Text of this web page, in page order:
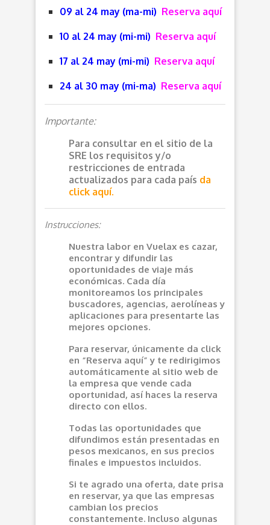
09 al 24 may (ma-mi) Reserva aquí
10 al 24 may (mi-mi) Reserva aquí
17 al 24 may (mi-mi) Reserva aquí
24 al 30 may (mi-ma) Reserva aquí
Importante:
Para consultar en el sitio de la
SRE los requisitos y/o
restricciones de entrada
actualizados para cada país da
click aquí.
Instrucciones:
Nuestra labor en Vuelax es cazar,
encontrar y difundir las
oportunidades de viaje más
económicas. Cada día
monitoreamos los principales
buscadores, agencias, aerolíneas y
aplicaciones para presentarte las
mejores opciones.
Para reservar, únicamente da click
en “Reserva aquí” y te redirigimos
automáticamente al sitio web de
la empresa que vende cada
oportunidad, así haces la reserva
directo con ellos.
Todas las oportunidades que
difundimos están presentadas en
pesos mexicanos, en sus precios
finales e impuestos incluidos.
Si te agrado una oferta, date prisa
en reservar, ya que las empresas
cambian los precios
constantemente. Incluso algunas